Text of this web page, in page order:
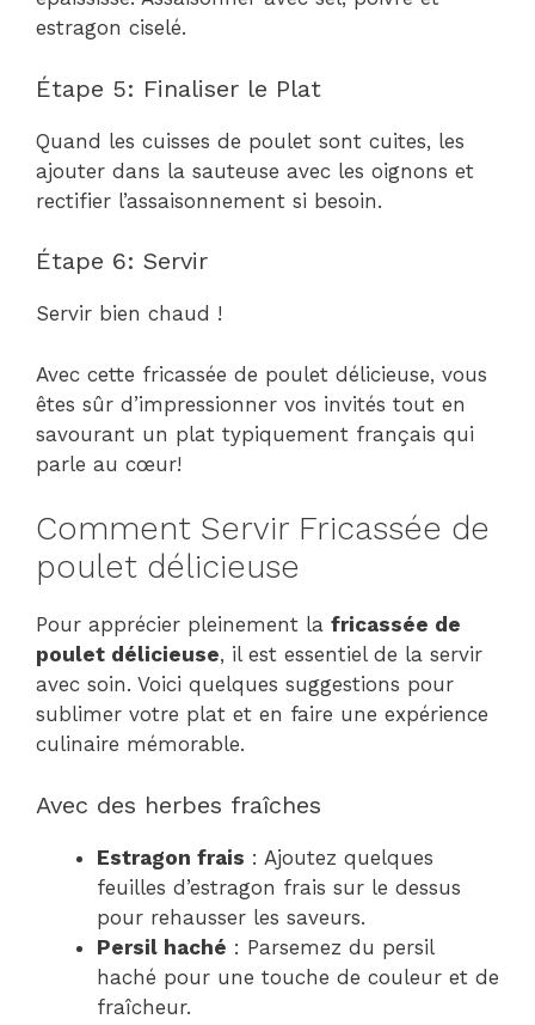
estragon ciselé.
Étape 5: Finaliser le Plat
Quand les cuisses de poulet sont cuites, les
ajouter dans la sauteuse avec les oignons et
rectifier l’assaisonnement si besoin.
Étape 6: Servir
Servir bien chaud !
Avec cette fricassée de poulet délicieuse, vous
êtes sûr d’impressionner vos invités tout en
savourant un plat typiquement français qui
parle au cœur!
Comment Servir Fricassée de
poulet délicieuse
Pour apprécier pleinement la fricassée de
poulet délicieuse, il est essentiel de la servir
avec soin. Voici quelques suggestions pour
sublimer votre plat et en faire une expérience
culinaire mémorable.
Avec des herbes fraîches
Estragon frais : Ajoutez quelques
feuilles d’estragon frais sur le dessus
pour rehausser les saveurs.
Persil haché : Parsemez du persil
haché pour une touche de couleur et de
fraîcheur.